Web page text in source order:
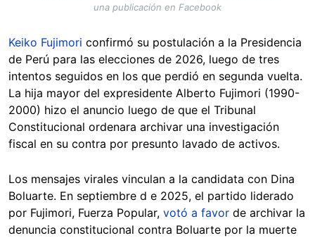
una publicación en Facebook
Keiko Fujimori confirmó su postulación a la Presidencia
de Perú para las elecciones de 2026, luego de tres
intentos seguidos en los que perdió en segunda vuelta.
La hija mayor del expresidente Alberto Fujimori (1990-
2000) hizo el anuncio luego de que el Tribunal
Constitucional ordenara archivar una investigación
fiscal en su contra por presunto lavado de activos.
Los mensajes virales vinculan a la candidata con Dina
Boluarte. En septiembre d e 2025, el partido liderado
por Fujimori, Fuerza Popular, votó a favor de archivar la
denuncia constitucional contra Boluarte por la muerte